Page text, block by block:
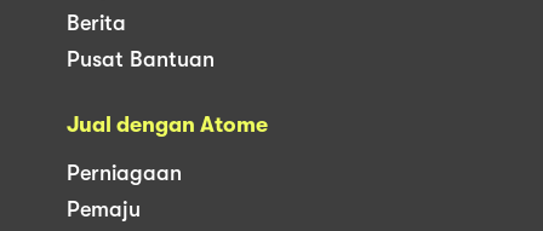
Berita
Pusat Bantuan
Jual dengan Atome
Perniagaan
Pemaju